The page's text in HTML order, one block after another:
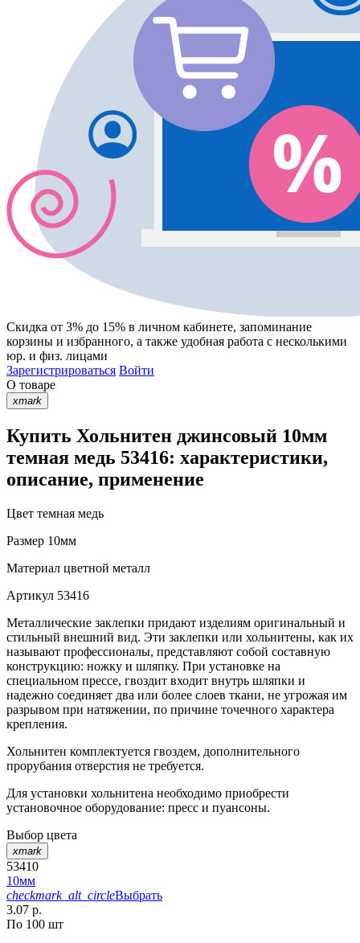
Скидка от 3% до 15% в личном кабинете, запоминание
корзины и избранного, а также удобная работа с несколькими
юр. и физ. лицами
Зарегистрироваться Войти
О товаре
xmark
Купить Хольнитен джинсовый 10мм
темная медь 53416: характеристики,
описание, применение
Цвет темная медь
Размер 10мм
Материал цветной металл
Артикул 53416
Металлические заклепки придают изделиям оригинальный и
стильный внешний вид. Эти заклепки или хольнитены, как их
называют профессионалы, представляют собой составную
конструкцию: ножку и шляпку. При установке на
специальном прессе, гвоздит входит внутрь шляпки и
надежно соединяет два или более слоев ткани, не угрожая им
разрывом при натяжении, по причине точечного характера
крепления.
Хольнитен комплектуется гвоздем, дополнительного
прорубания отверстия не требуется.
Для установки хольнитена необходимо приобрести
установочное оборудование: пресс и пуансоны.
Выбор цвета
xmark
53410
10мм
checkmark_alt_circleВыбрать
3.07 р.
По 100 шт